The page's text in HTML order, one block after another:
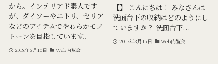
から。インテリアド素人です
が、ダイソーやニトリ、セリア
などのアイテムでやわらかモノ
トーンを目指しています。
2018年3月10日 Web内覧会
【】 こんにちは！ みなさんは
洗面台下の収納はどのようにし
ていますか？ 洗面台下...
2017年3月15日 Web内覧会